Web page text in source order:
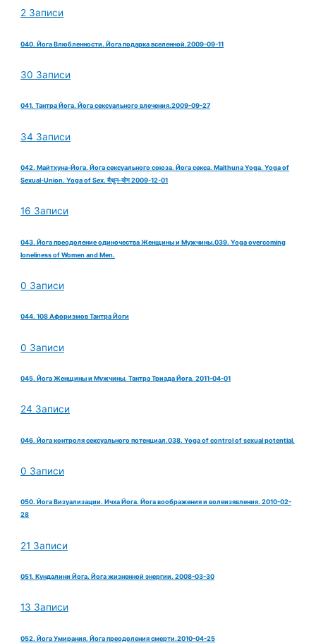
2 Записи
040. Йога Влюбленности. Йога подарка вселенной.2009-09-11
30 Записи
041. Тантра Йога. Йога сексуального влечения.2009-09-27
34 Записи
042. Майтхуна-Йога. Йога сексуального союза. Йога секса. Maithuna Yoga. Yoga of
Sexual-Union. Yoga of Sex. मैथुन-योग 2009-12-01
16 Записи
043. Йога преодоление одиночества Женщины и Мужчины.039. Yoga overcoming
loneliness of Women and Men.
0 Записи
044. 108 Афоризмов Тантра Йоги
0 Записи
045. Йога Женщины и Мужчины. Тантра Триада Йога. 2011-04-01
24 Записи
046. Йога контроля сексуального потенциал.038. Yoga of control of sexual potential.
0 Записи
050. Йога Визуализации. Ичха Йога. Йога воображения и волеизявления. 2010-02-
28
21 Записи
051. Кундалини Йога. Йога жизненной энергии. 2008-03-30
13 Записи
052. Йога Умирания. Йога преодоления смерти.2010-04-25